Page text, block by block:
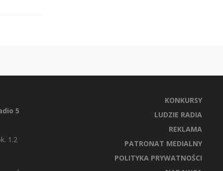
5
1.2
KONKURSY
LUDZIE RADIA
REKLAMA
PATRONAT MEDIALNY
POLITYKA PRYWATNOŚCI